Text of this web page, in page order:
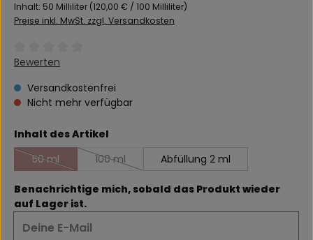
Inhalt: 50 Milliliter (120,00 € / 100 Milliliter)
Preise inkl. MwSt. zzgl. Versandkosten
Durchschnittliche Bewertung von 0 von 5 Sternen
Bewerten
Versandkostenfrei
Nicht mehr verfügbar
Inhalt des Artikel
50 ml
(Diese Option ist zurzeit nicht verfügbar.)
100 ml
(Diese Option ist zurzeit nicht verfügbar.)
Abfüllung 2 ml
Benachrichtige mich, sobald das Produkt wieder
auf Lager ist.